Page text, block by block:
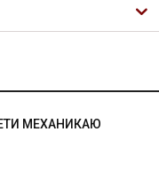
МЕХАНИКАЮ